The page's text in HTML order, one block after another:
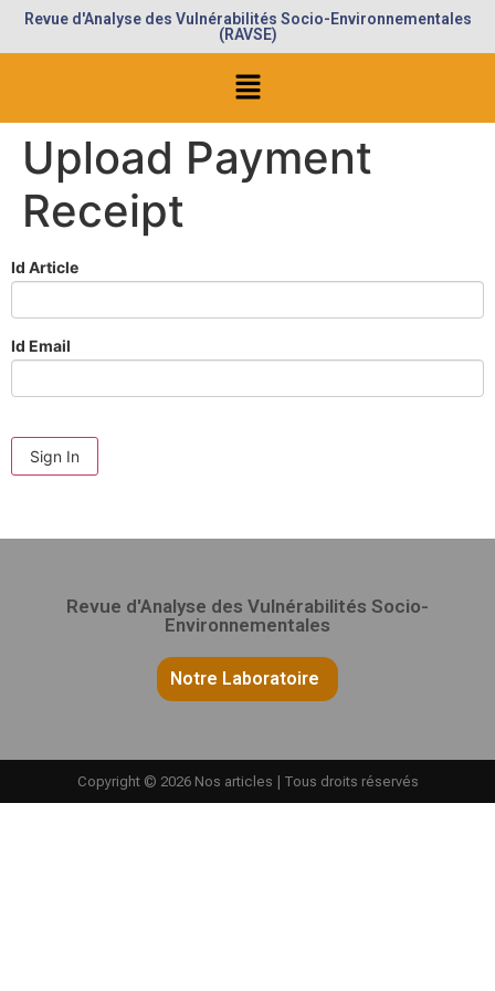
Revue d'Analyse des Vulnérabilités Socio-Environnementales
(RAVSE)
Upload Payment
Receipt
Id Article
Id Email
Revue d'Analyse des Vulnérabilités Socio-
Environnementales
Notre Laboratoire
Copyright © 2026 Nos articles | Tous droits réservés